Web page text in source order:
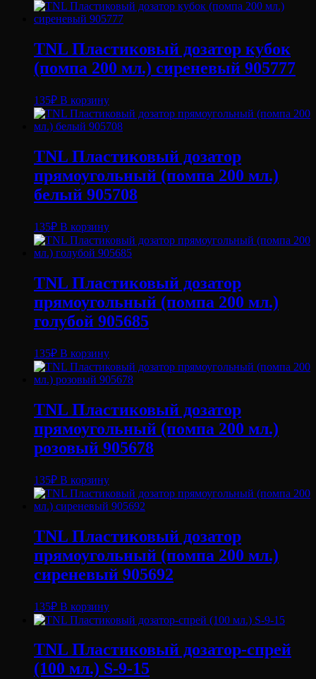
TNL Пластиковый дозатор кубок
(помпа 200 мл.) сиреневый 905777
135₽ В корзину
TNL Пластиковый дозатор
прямоугольный (помпа 200 мл.)
белый 905708
135₽ В корзину
TNL Пластиковый дозатор
прямоугольный (помпа 200 мл.)
голубой 905685
135₽ В корзину
TNL Пластиковый дозатор
прямоугольный (помпа 200 мл.)
розовый 905678
135₽ В корзину
TNL Пластиковый дозатор
прямоугольный (помпа 200 мл.)
сиреневый 905692
135₽ В корзину
TNL Пластиковый дозатор-спрей
(100 мл.) S-9-15